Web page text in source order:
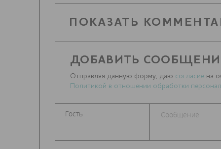
ПОКАЗАТЬ
ДОБАВИТЬ
Отправляя данную форму, даю согласие на
Политикой в отношении обработки